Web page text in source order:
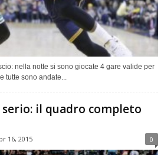
nella notte si sono giocate 4 gare valide per
tutte sono andate...
serio: il quadro completo
16, 2015 0